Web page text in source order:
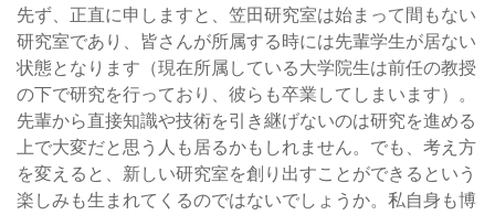
先ず、正直に申しますと、笠田研究室は始まって間もない
研究室であり、皆さんが所属する時には先輩学生が居ない
状態となります（現在所属している大学院生は前任の教授
の下で研究を行っており、彼らも卒業してしまいます）。
先輩から直接知識や技術を引き継げないのは研究を進める
上で大変だと思う人も居るかもしれません。でも、考え方
を変えると、新しい研究室を創り出すことができるという
楽しみも生まれてくるのではないでしょうか。私自身も博